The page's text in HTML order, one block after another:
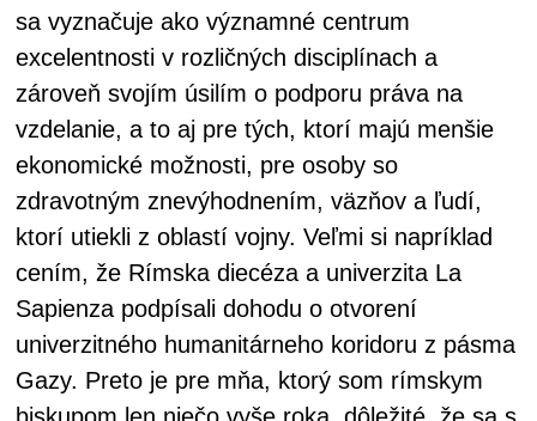
sa vyznačuje ako významné centrum
excelentnosti v rozličných disciplínach a
zároveň svojím úsilím o podporu práva na
vzdelanie, a to aj pre tých, ktorí majú menšie
ekonomické možnosti, pre osoby so
zdravotným znevýhodnením, väzňov a ľudí,
ktorí utiekli z oblastí vojny. Veľmi si napríklad
cením, že Rímska diecéza a univerzita La
Sapienza podpísali dohodu o otvorení
univerzitného humanitárneho koridoru z pásma
Gazy. Preto je pre mňa, ktorý som rímskym
biskupom len niečo vyše roka, dôležité, že sa s